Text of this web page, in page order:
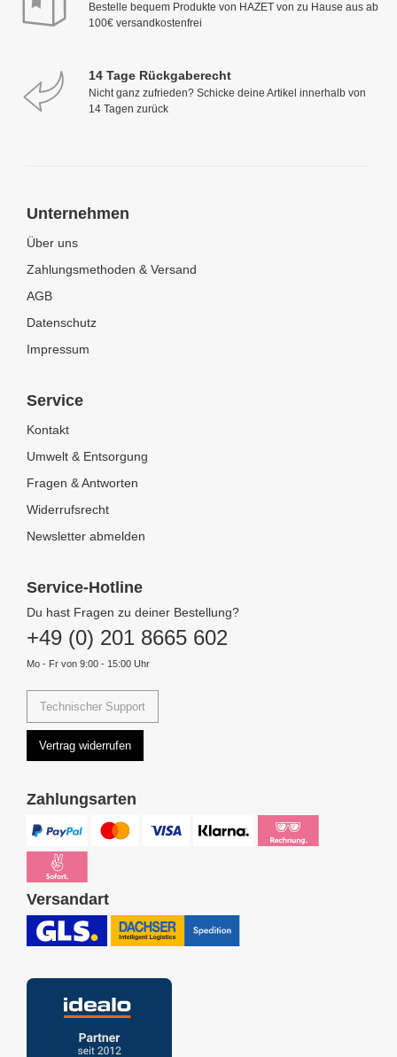
Bestelle bequem Produkte von HAZET von zu Hause aus ab
100€ versandkostenfrei
14 Tage Rückgaberecht
Nicht ganz zufrieden? Schicke deine Artikel innerhalb von
14 Tagen zurück
Unternehmen
Über uns
Zahlungsmethoden & Versand
AGB
Datenschutz
Impressum
Service
Kontakt
Umwelt & Entsorgung
Fragen & Antworten
Widerrufsrecht
Newsletter abmelden
Service-Hotline
Du hast Fragen zu deiner Bestellung?
+49 (0) 201 8665 602
Mo - Fr von 9:00 - 15:00 Uhr
Technischer Support
Vertrag widerrufen
Zahlungsarten
Versandart